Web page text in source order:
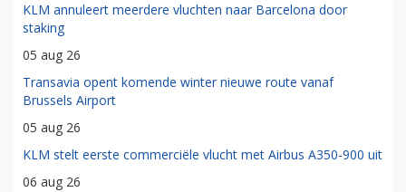
KLM annuleert meerdere vluchten naar Barcelona door
staking
05 aug 26
Transavia opent komende winter nieuwe route vanaf
Brussels Airport
05 aug 26
KLM stelt eerste commerciële vlucht met Airbus A350-900 uit
06 aug 26